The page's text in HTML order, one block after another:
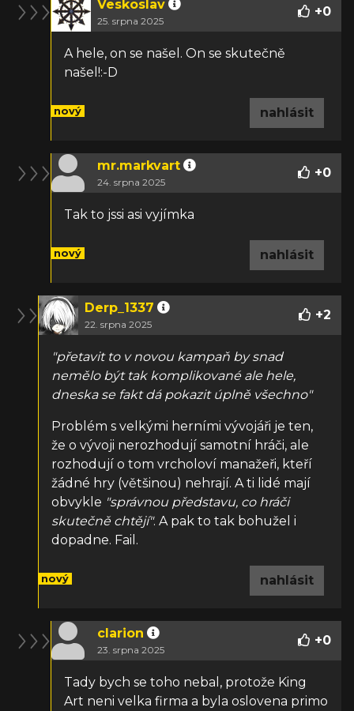
Veskoslav
25. srpna 2025
+0
A hele, on se našel. On se skutečně
našel!:-D
nový nahlásit
mr.markvart
24. srpna 2025
+0
Tak to jssi asi vyjímka
nový nahlásit
Derp_1337
22. srpna 2025
+2
"přetavit to v novou kampaň by snad
nemělo být tak komplikované ale hele,
dneska se fakt dá pokazit úplně všechno"
Problém s velkými herními vývojáři je ten,
že o vývoji nerozhodují samotní hráči, ale
rozhodují o tom vrcholoví manažeři, kteří
žádné hry (většinou) nehrají. A ti lidé mají
obvykle "správnou představu, co hráči
skutečně chtějí". A pak to tak bohužel i
dopadne. Fail.
nový nahlásit
clarion
23. srpna 2025
+0
Tady bych se toho nebal, protože King
Art neni velka firma a byla oslovena primo